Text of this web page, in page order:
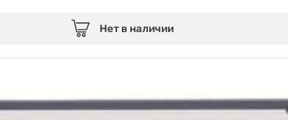
Нет в наличии